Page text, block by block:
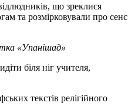
що зреклися
та розмірковували про сенс
«Упанішад»
біля ніг учителя,
текстів релігійного